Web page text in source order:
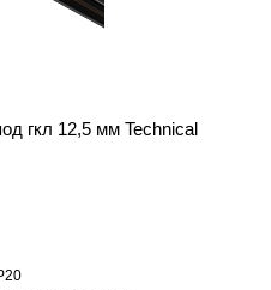
гкл 12,5 мм Technical